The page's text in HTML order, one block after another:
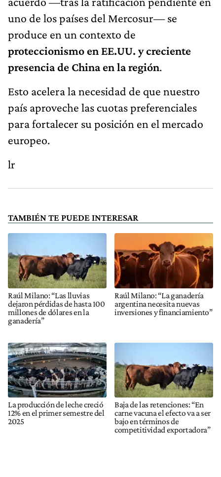
uno de los países del Mercosur— se
produce en un contexto de
proteccionismo en EE.UU. y creciente
presencia de China en la región.
Esto acelera la necesidad de que nuestro
país aproveche las cuotas preferenciales
para fortalecer su posición en el mercado
europeo.
lr
TAMBIÉN TE PUEDE INTERESAR
Raúl Milano: “Las lluvias
dejaron pérdidas de hasta 100
millones de dólares en la
ganadería”
Raúl Milano: “La ganadería
argentina necesita nuevas
inversiones y financiamiento”
La producción de leche creció
12% en el primer semestre del
2025
Baja de las retenciones: “En
carne vacuna el efecto va a ser
bajo en términos de
competitividad exportadora”